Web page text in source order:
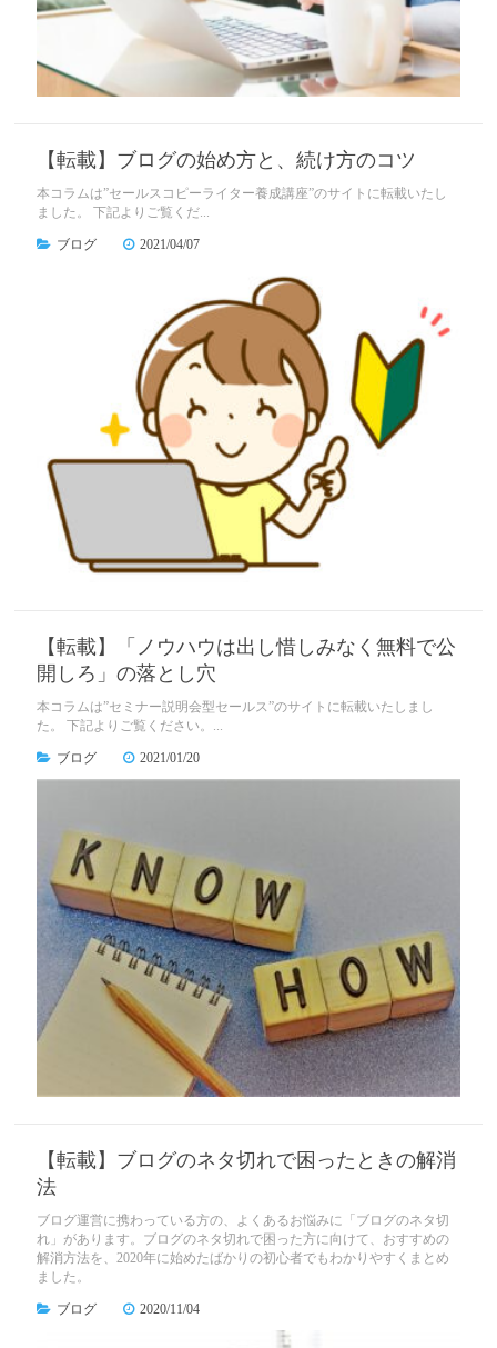
【転載】ブログの始め方と、続け方のコツ
本コラムは”セールスコピーライター養成講座”のサイトに転載いたし
ました。 下記よりご覧くだ...
ブログ 2021/04/07
【転載】「ノウハウは出し惜しみなく無料で公
開しろ」の落とし穴
本コラムは”セミナー説明会型セールス”のサイトに転載いたしまし
た。 下記よりご覧ください。...
ブログ 2021/01/20
【転載】ブログのネタ切れで困ったときの解消
法
ブログ運営に携わっている方の、よくあるお悩みに「ブログのネタ切
れ」があります。ブログのネタ切れで困った方に向けて、おすすめの
解消方法を、2020年に始めたばかりの初心者でもわかりやすくまとめ
ました。
ブログ 2020/11/04